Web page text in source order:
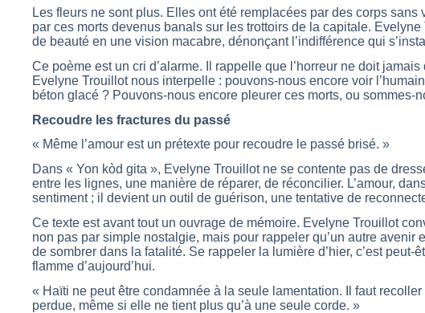
Les fleurs ne sont plus. Elles ont été remplacées par des corps sans
par ces morts devenus banals sur les trottoirs de la capitale.
de beauté en une vision macabre, dénonçant l’indifférence qui
Ce poème est un cri d’alarme. Il rappelle que l’horreur ne doit
Evelyne Trouillot nous interpelle : pouvons-nous encore voir
béton glacé ? Pouvons-nous encore pleurer ces morts, ou sommes-
Recoudre les fractures du passé
« Même l’amour est un prétexte pour recoudre le passé brisé. »
Dans « Yon kòd gita », Evelyne Trouillot ne se contente pas de
entre les lignes, une manière de réparer, de réconcilier. L’amour,
sentiment ; il devient un outil de guérison, une tentative de
Ce texte est avant tout un ouvrage de mémoire. Evelyne Trouillot
non pas par simple nostalgie, mais pour rappeler qu’un autre avenir
de sombrer dans la fatalité. Se rappeler la lumière d’hier, c’est peut-
flamme d’aujourd’hui.
« Haïti ne peut être condamnée à la seule lamentation. Il faut
perdue, même si elle ne tient plus qu’à une seule corde. »